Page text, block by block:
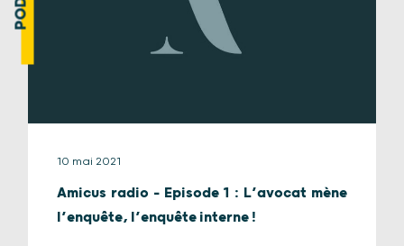
10 mai 2021
Amicus radio – Episode 1 : L’avocat mène
l’enquête, l’enquête interne !